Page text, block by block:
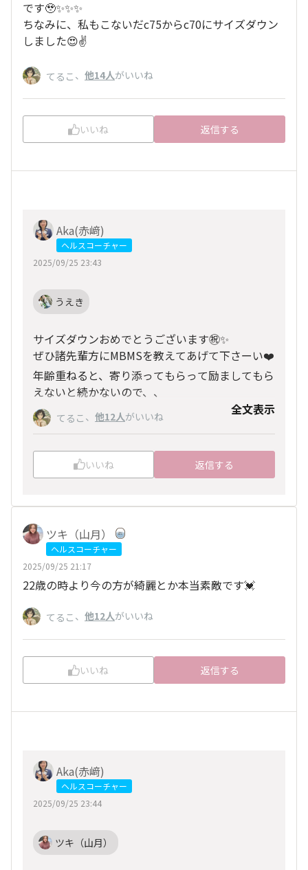
です🥹✨✨✨
ちなみに、私もこないだc75からc70にサイズダウン
しました😍✌️
てるこ 、 他14人がいいね
いいね 返信する
Aka(赤﨑)
ヘルスコーチャー
2025/09/25 23:43
うえき
サイズダウンおめでとうございます㊗️✨
ぜひ諸先輩方にMBMSを教えてあげて下さーい❤️
年齢重ねると、寄り添ってもらって励ましてもら
えないと続かないので、、
てるこ 、 他12人がいいね 全文表示
いいね 返信する
ツキ（山月）
ヘルスコーチャー
2025/09/25 21:17
22歳の時より今の方が綺麗とか本当素敵です💓
てるこ 、 他12人がいいね
いいね 返信する
Aka(赤﨑)
ヘルスコーチャー
2025/09/25 23:44
ツキ（山月）